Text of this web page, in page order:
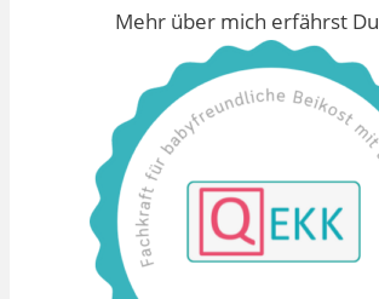
Mehr über mich erfährst Du